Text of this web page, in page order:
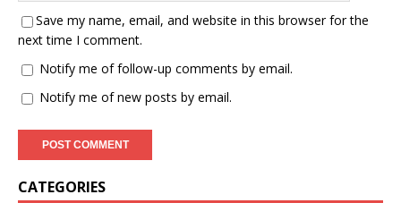
Save my name, email, and website in this browser for the
next time I comment.
Notify me of follow-up comments by email.
Notify me of new posts by email.
CATEGORIES